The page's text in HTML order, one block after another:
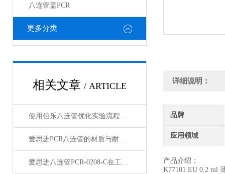
八连管盖PCR
更多分类
相关文章 / ARTICLE
使用伯乐八连管优化实验流程的策略与建议
爱思进PCR八连管的材质与耐高温性能分析
爱思进八连管PCR-0208-C在工业自动化中的应用与优势概述
详细说明：
品牌
应用领域
产品介绍：
K77101 EU 0.2 ml